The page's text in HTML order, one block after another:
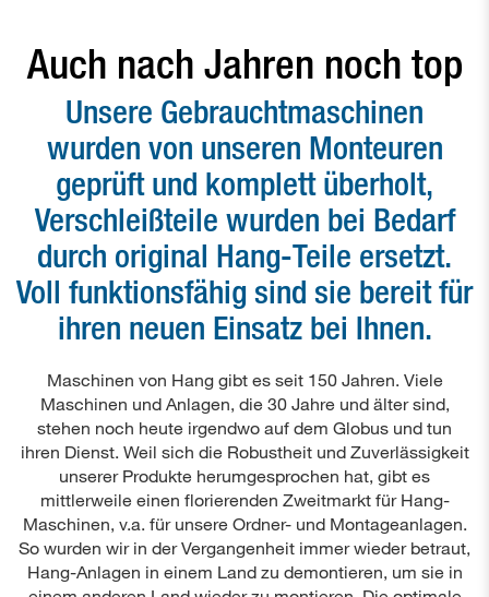
Gebrauchtmaschinen
Anwendungen
Kontakt
Auch nach Jahren noch top
Unsere Gebrauchtmaschinen
wurden von unseren Monteuren
geprüft und komplett überholt,
Verschleißteile wurden bei Bedarf
durch original Hang-Teile ersetzt.
Voll funktionsfähig sind sie bereit für
ihren neuen Einsatz bei Ihnen.
Maschinen von Hang gibt es seit 150 Jahren. Viele
Maschinen und Anlagen, die 30 Jahre und älter sind,
stehen noch heute irgendwo auf dem Globus und tun
ihren Dienst. Weil sich die Robustheit und Zuverlässigkeit
unserer Produkte herumgesprochen hat, gibt es
mittlerweile einen florierenden Zweitmarkt für Hang-
Maschinen, v.a. für unsere Ordner- und Montageanlagen.
So wurden wir in der Vergangenheit immer wieder betraut,
Hang-Anlagen in einem Land zu demontieren, um sie in